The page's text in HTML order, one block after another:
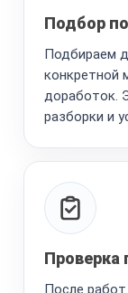
Подбор
Подбираем
конкретной
доработок.
разборки и
Проверка
После